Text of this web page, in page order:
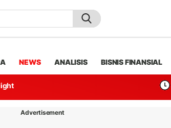
NEWS ANALISIS BISNIS FINANSIAL
Advertisement